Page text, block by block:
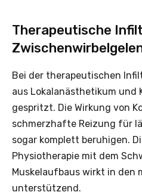
Therapeutische
Bei der therapeutischen
aus Lokalanästhetikum und
gespritzt. Die Wirkung von
schmerzhafte Reizung für
sogar komplett beruhigen.
Physiotherapie mit dem
Muskelaufbaus wirkt in den
unterstützend.